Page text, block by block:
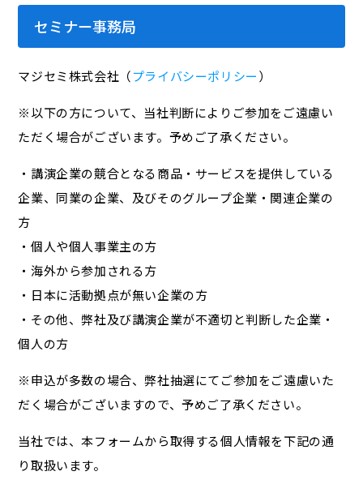
セミナー事務局
マジセミ株式会社（プライバシーポリシー）
※以下の方について、当社判断によりご参加をご遠慮い
ただく場合がございます。予めご了承ください。
・講演企業の競合となる商品・サービスを提供している
企業、同業の企業、及びそのグループ企業・関連企業の
方
・個人や個人事業主の方
・海外から参加される方
・日本に活動拠点が無い企業の方
・その他、弊社及び講演企業が不適切と判断した企業・
個人の方
※申込が多数の場合、弊社抽選にてご参加をご遠慮いた
だく場合がございますので、予めご了承ください。
当社では、本フォームから取得する個人情報を下記の通
り取扱います。